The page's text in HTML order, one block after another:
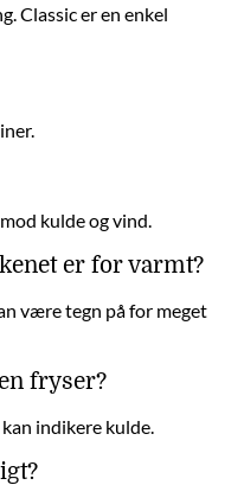
Classic er en enkel
kulde og vind.
er for varmt?
være tegn på for meget
fryser?
indikere kulde.